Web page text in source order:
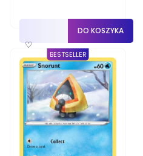
♡
DO KOSZYKA
BESTSELLER